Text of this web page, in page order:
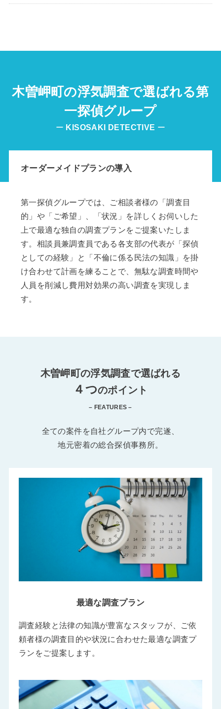
木曽岬町の浮気調査で選ばれる第
一探偵グループ
ー KISOSAKI DETECTIVE ー
オーダーメイドプランの導入
第一探偵グループでは、ご相談者様の「調査目
的」や「ご希望」、「状況」を詳しくお伺いした
上で最適な独自の調査プランをご提案いたしま
す。相談員兼調査員である各支部の代表が「探偵
としての経験」と「不倫に係る民法の知識」を掛
け合わせて計画を練ることで、無駄な調査時間や
人員を削減し費用対効果の高い調査を実現しま
す。
木曽岬町の浮気調査で選ばれる
４つのポイント
– FEATURES –
全ての案件を自社グループ内で完遂、
地元密着の総合探偵事務所。
最適な調査プラン
調査経験と法律の知識が豊富なスタッフが、ご依
頼者様の調査目的や状況に合わせた最適な調査プ
ランをご提案します。